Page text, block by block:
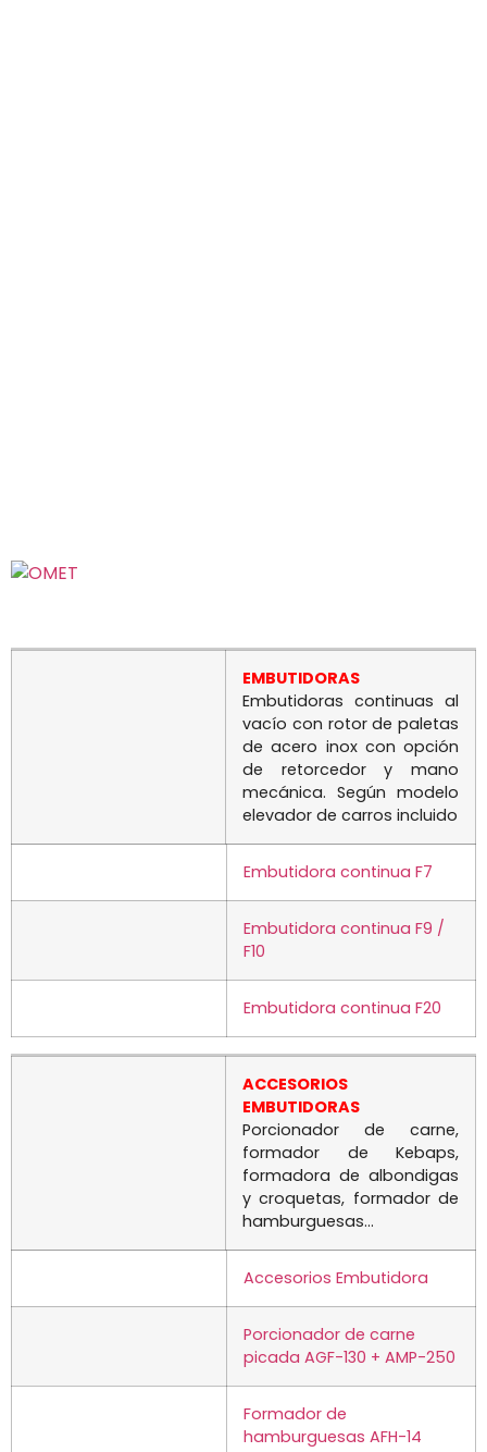
EMBUTIDORAS
Embutidoras continuas al
vacío con rotor de paletas
de acero inox con opción
de retorcedor y mano
mecánica. Según modelo
elevador de carros incluido
Embutidora continua F7
Embutidora continua F9 /
F10
Embutidora continua F20
ACCESORIOS
EMBUTIDORAS
Porcionador de carne,
formador de Kebaps,
formadora de albondigas
y croquetas, formador de
hamburguesas…
Accesorios Embutidora
Porcionador de carne
picada AGF-130 + AMP-250
Formador de
hamburguesas AFH-14